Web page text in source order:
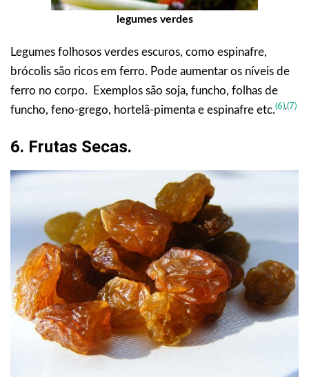
legumes verdes
Legumes folhosos verdes escuros, como espinafre,
brócolis são ricos em ferro. Pode aumentar os níveis de
ferro no corpo. Exemplos são soja, funcho, folhas de
funcho, feno-grego, hortelã-pimenta e espinafre etc.(6),(7)
6. Frutas Secas.